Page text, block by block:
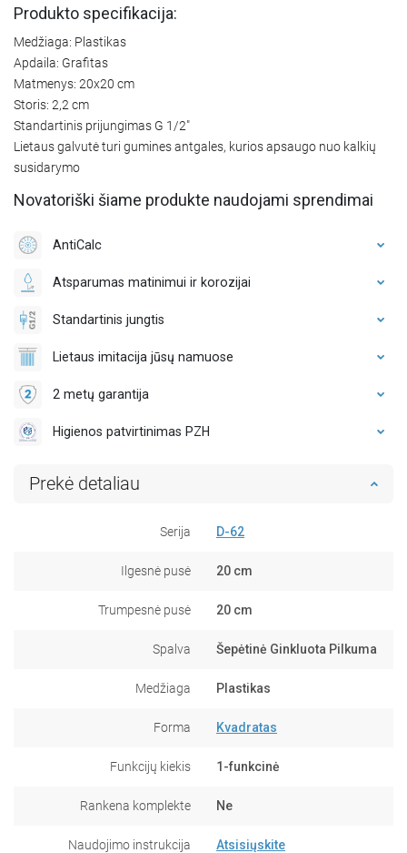
Produkto specifikacija:
Medžiaga: Plastikas
Apdaila: Grafitas
Matmenys: 20x20 cm
Storis: 2,2 cm
Standartinis prijungimas G 1/2"
Lietaus galvutė turi gumines antgales, kurios apsaugo nuo kalkių
susidarymo
Novatoriški šiame produkte naudojami sprendimai
AntiCalc
Atsparumas matinimui ir korozijai
Standartinis jungtis
Lietaus imitacija jūsų namuose
2 metų garantija
Higienos patvirtinimas PZH
Prekė detaliau
Serija D-62
Ilgesnė pusė 20 cm
Trumpesnė pusė 20 cm
Spalva Šepėtinė Ginkluota Pilkuma
Medžiaga Plastikas
Forma Kvadratas
Funkcijų kiekis 1-funkcinė
Rankena komplekte Ne
Naudojimo instrukcija Atsisiųskite